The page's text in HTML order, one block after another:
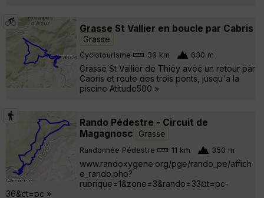
Grasse St Vallier en boucle par Cabris
Grasse
Cyclotourisme 36 km 630 m
Grasse St Vallier de Thiey avec un retour par
Cabris et route des trois ponts, jusqu'a la
piscine Atitude500 »
Rando Pédestre - Circuit de
Magagnosc
Grasse
Randonnée Pédestre 11 km 350 m
www.randoxygene.org/pge/rando_pe/affich
e_rando.php?
rubrique=1&zone=3&rando=33¤t=pc-
36&ct=pc »